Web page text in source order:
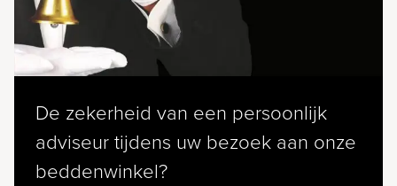
De zekerheid van een persoonlijk
adviseur tijdens uw bezoek aan onze
beddenwinkel?